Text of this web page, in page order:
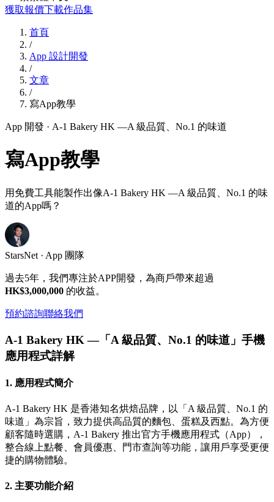
獲取報價下載作品集
首頁
/
App 設計開發
/
文章
/
寫App教學
App 開發 · A-1 Bakery HK —A 級品質、No.1 的味道
寫App教學
用免費工具能製作出像A-1 Bakery HK —A 級品質、No.1 的味
道的App嗎？
StarsNet · App 團隊
過去5年，我們專注於APP開發，為商戶帶來超過
HK$3,000,000 的收益。
預約諮詢聯絡我們
A-1 Bakery HK —「A 級品質、No.1 的味道」手機
應用程式詳解
1. 應用程式簡介
A-1 Bakery HK 是香港知名烘焙品牌，以「A 級品質、No.1 的
味道」為宗旨，致力提供高品質的麵包、蛋糕及西點。為方便
顧客隨時選購，A-1 Bakery 推出官方手機應用程式（App），
整合線上點餐、會員優惠、門市查詢等功能，讓用戶享受更便
捷的購物體驗。
2. 主要功能介紹